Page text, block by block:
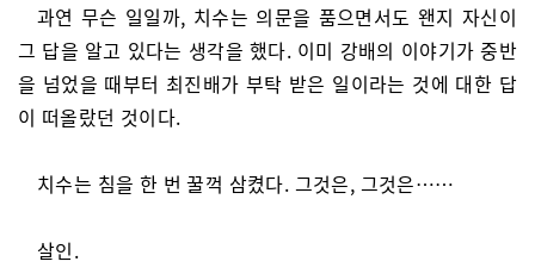
과연 무슨 일일까, 치수는 의문을 품으면서도 왠지 자신이
그 답을 알고 있다는 생각을 했다. 이미 강배의 이야기가 중반
을 넘었을 때부터 최진배가 부탁 받은 일이라는 것에 대한 답
이 떠올랐던 것이다.
치수는 침을 한 번 꿀꺽 삼켰다. 그것은, 그것은……
살인.